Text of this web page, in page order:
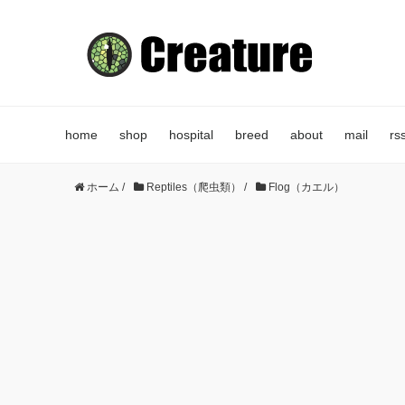
home shop hospital breed about mail
ホーム / Reptiles（爬虫類） / Flog（カエル）